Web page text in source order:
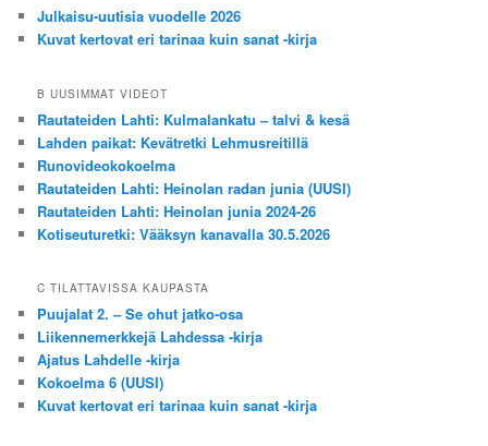
Julkaisu-uutisia vuodelle 2026
Kuvat kertovat eri tarinaa kuin sanat -kirja
B UUSIMMAT VIDEOT
Rautateiden Lahti: Kulmalankatu – talvi & kesä
Lahden paikat: Kevätretki Lehmusreitillä
Runovideokokoelma
Rautateiden Lahti: Heinolan radan junia (UUSI)
Rautateiden Lahti: Heinolan junia 2024-26
Kotiseuturetki: Vääksyn kanavalla 30.5.2026
C TILATTAVISSA KAUPASTA
Puujalat 2. – Se ohut jatko-osa
Liikennemerkkejä Lahdessa -kirja
Ajatus Lahdelle -kirja
Kokoelma 6 (UUSI)
Kuvat kertovat eri tarinaa kuin sanat -kirja